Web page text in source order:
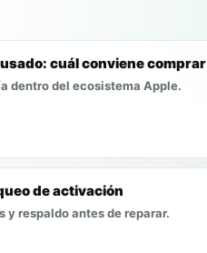
cuál conviene comprar
dentro del ecosistema Apple.
de activación
respaldo antes de reparar.